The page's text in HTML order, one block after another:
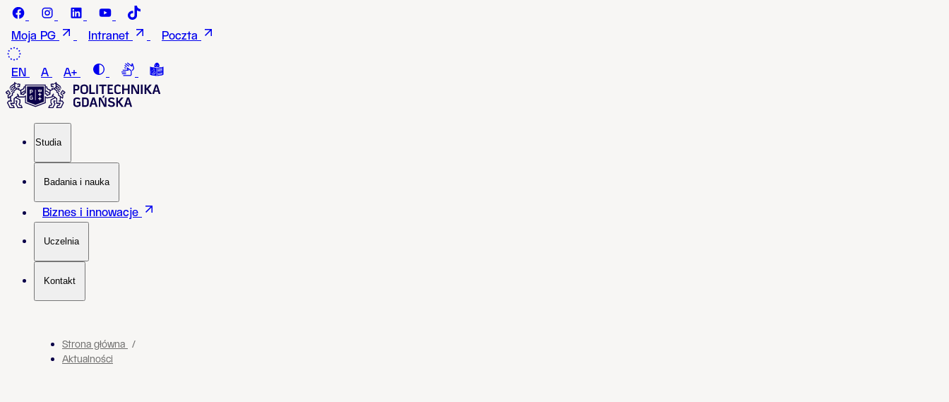
Przejdź do treści
Facebook - Politechnika Gdańska
instagram - Politechnika Gdańska
LinkedIn - Politechnika Gdańska
Youtube - Politechnika Gdańska
Moja PG
Intranet Poczta
EN A A+ ContrastConnection with a sign language interpreter
Tekst łatwy do czytania i rozumienia (ETR)
Studia
Badania i nauka
Biznes i innowacje
Uczelnia
Kontakt
Strona główna
Aktualności